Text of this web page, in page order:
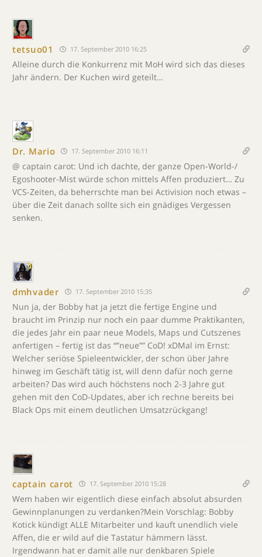
tetsuo01 17. September 2010 16:25
Alleine durch die Konkurrenz mit MoH wird sich das dieses
Jahr ändern. Der Kuchen wird geteilt…
Dr. Mario 17. September 2010 16:11
@ captain carot: Und ich dachte, der ganze Open-World-/
Egoshooter-Mist würde schon mittels Affen produziert… Zu
VCS-Zeiten, da beherrschte man bei Activision noch etwas –
über die Zeit danach sollte sich ein gnädiges Vergessen
senken.
dmhvader 17. September 2010 15:35
Nun ja, der Bobby hat ja jetzt die fertige Engine und
braucht im Prinzip nur noch ein paar dumme Praktikanten,
die jedes Jahr ein paar neue Models, Maps und Cutszenes
anfertigen – fertig ist das “”neue”” CoD! xDMal im Ernst:
Welcher seriöse Spieleentwickler, der schon über Jahre
hinweg im Geschäft tätig ist, will denn dafür noch gerne
arbeiten? Das wird auch höchstens noch 2-3 Jahre gut
gehen mit den CoD-Updates, aber ich rechne bereits bei
Black Ops mit einem deutlichen Umsatzrückgang!
captain carot 17. September 2010 15:28
Wem haben wir eigentlich diese einfach absolut absurden
Gewinnplanungen zu verdanken?Mein Vorschlag: Bobby
Kotick kündigt ALLE Mitarbeiter und kauft unendlich viele
Affen, die er wild auf die Tastatur hämmern lässt.
Irgendwann hat er damit alle nur denkbaren Spiele